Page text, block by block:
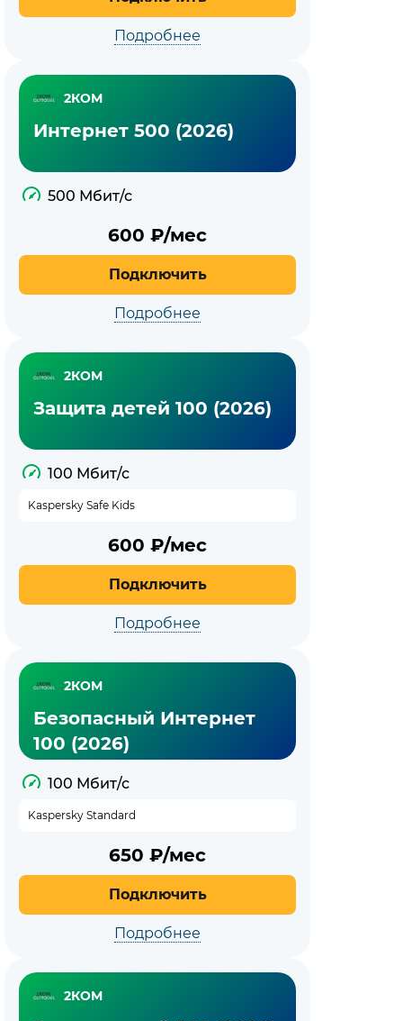
Подробнее
2КОМ
Интернет 500 (2026)
500 Мбит/с
600 ₽/мес
Подключить
Подробнее
2КОМ
Защита детей 100 (2026)
100 Мбит/с
Kaspersky Safe Kids
600 ₽/мес
Подключить
Подробнее
2КОМ
Безопасный Интернет
100 (2026)
100 Мбит/с
Kaspersky Standard
650 ₽/мес
Подключить
Подробнее
2КОМ